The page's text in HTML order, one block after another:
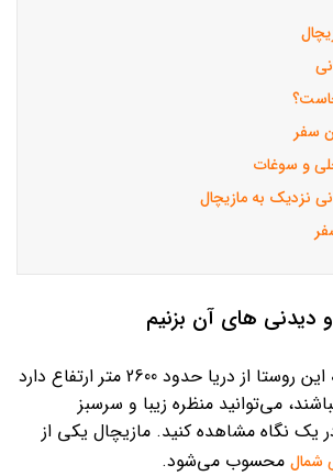
سفر
و سوغات
نزدیک به مازیچال
دیدنی های آن بزنیم
خوب است بدانید که این روستا از دریا حدود 2600 متر ارتفاع دارد
می‌توانید منظره زیبا و سرسبز
یک نگاه مشاهده کنید. مازیچال یکی از
شمال محسوب می‌شود.